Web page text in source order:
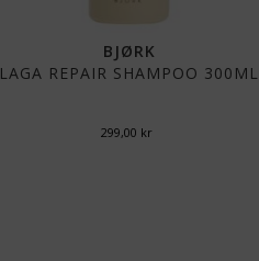
BJØRK
LAGA REPAIR SHAMPOO 300ML
299,00 kr